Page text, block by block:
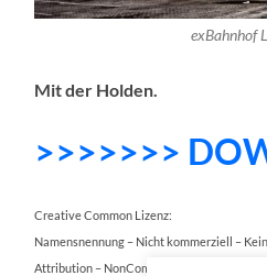
exBahnhof
Mit der Holden.
>>>>>>>
Creative Common Lizenz:
Namensnennung – Nicht kommerziell –
Attribution – NonCommercial –